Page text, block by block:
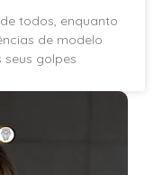
todos, enquanto
de modelo
golpes